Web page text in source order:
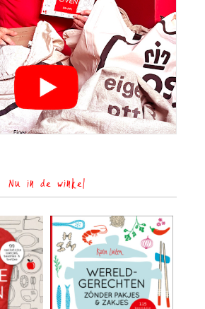
Nu in de winkel